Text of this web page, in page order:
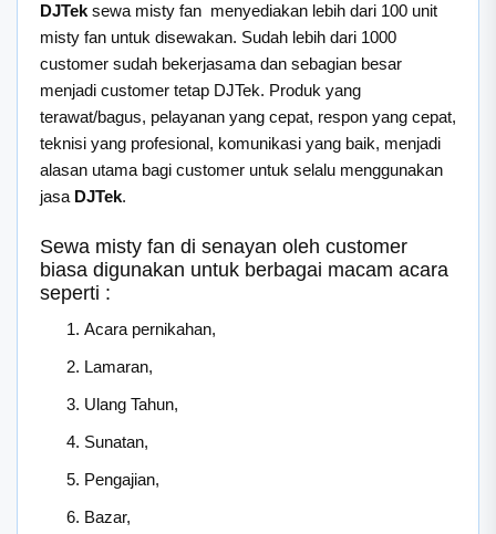
DJTek sewa misty fan menyediakan lebih dari 100 unit
misty fan untuk disewakan. Sudah lebih dari 1000
customer sudah bekerjasama dan sebagian besar
menjadi customer tetap DJTek. Produk yang
terawat/bagus, pelayanan yang cepat, respon yang cepat,
teknisi yang profesional, komunikasi yang baik, menjadi
alasan utama bagi customer untuk selalu menggunakan
jasa DJTek.
Sewa misty fan di senayan oleh customer
biasa digunakan untuk berbagai macam acara
seperti :
Acara pernikahan,
Lamaran,
Ulang Tahun,
Sunatan,
Pengajian,
Bazar,